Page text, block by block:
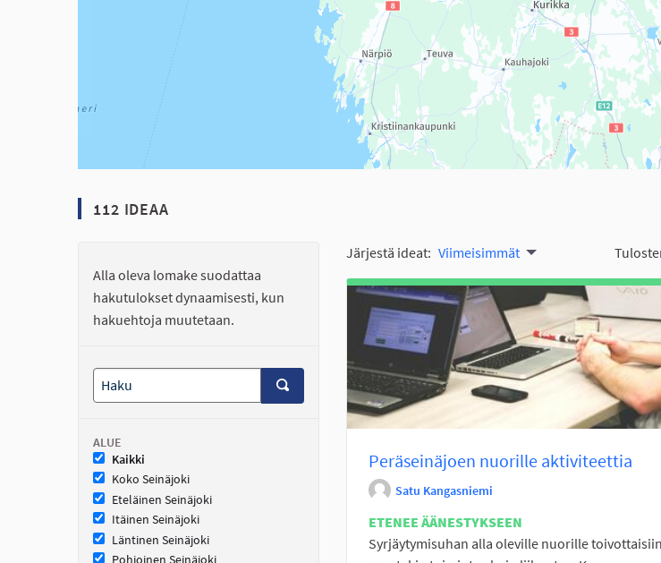
112 IDEAA
Alla oleva lomake suodattaa
hakutulokset dynaamisesti, kun
hakuehtoja muutetaan.
ALUE
Kaikki
Koko Seinäjoki
Eteläinen Seinäjoki
Itäinen Seinäjoki
Läntinen Seinäjoki
Pohjoinen Seinäjoki
Järjestä ideat: Viimeisimmät
Peräseinäjoen nuorille aktiviteettia
Satu Kangasniemi
ETENEE ÄÄNESTYKSEEN
Syrjäytymisuhan alla oleville nuorille toivottaisiin